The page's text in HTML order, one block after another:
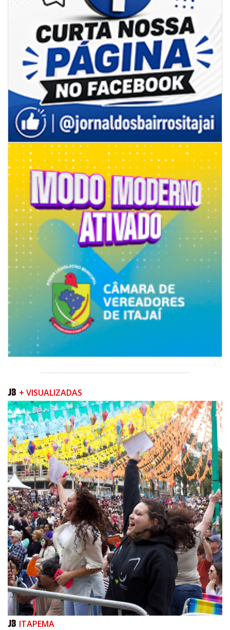
07/08/2026 | 07:00
Itapema se destaca no IDEB e conquista melhor resultado da região
BALNEÁRIO PIÇARRAS
07/08/2026 | 07:00
Sala do Empreendedor divulga agenda de capacitações e consultorias
gratuitas para agosto em Balneário Piçarras
NAVEGANTES
+ VISUALIZADAS
ITAPEMA